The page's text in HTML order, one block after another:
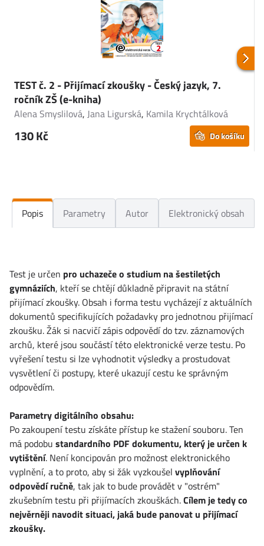
TEST č. 2 - Přijímací zkoušky - Český jazyk, 7.
ročník ZŠ (e-kniha)
Alena Smyslilová, Jana Ligurská, Kamila Krychtálková
130 Kč Do košíku
Popis Parametry Autor Elektronický obsah
Test je určen pro uchazeče o studium na šestiletých
gymnáziích, kteří se chtějí důkladně připravit na státní
přijímací zkoušky. Obsah i forma testu vycházejí z aktuálních
dokumentů specifikujících požadavky pro jednotnou přijímací
zkoušku. Žák si nacvičí zápis odpovědí do tzv. záznamových
archů, které jsou součástí této elektronické verze testu. Po
vyřešení testu si lze vyhodnotit výsledky a prostudovat
vysvětlení či postupy, které ukazují cestu ke správným
odpovědím.
Parametry digitálního obsahu:
Po zakoupení testu získáte přístup ke stažení souboru. Ten
má podobu standardního PDF dokumentu, který je určen k
vytištění. Není koncipován pro možnost elektronického
vyplnění, a to proto, aby si žák vyzkoušel vyplňování
odpovědí ručně, tak jak to bude provádět v "ostrém"
zkušebním testu při přijímacích zkouškách.Cílem je tedy co
nejvěrněji navodit situaci, jaká bude panovat u přijímací
zkoušky.